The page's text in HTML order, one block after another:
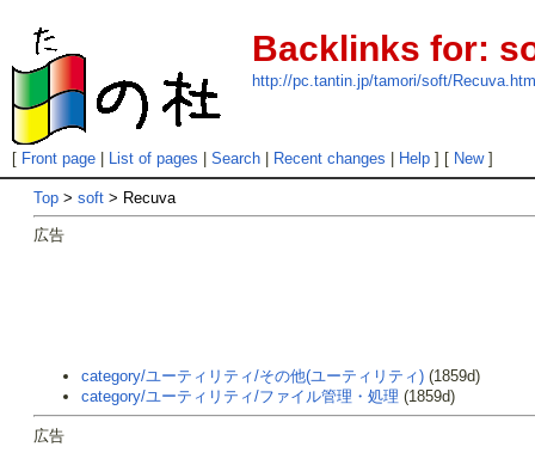
Backlinks for:
http://pc.tantin.jp/tamori/soft/
[ Front page| List of pages Search| Recent changes Help] [ New]
Top > soft > Recuva
広告
category/ユーティリティ/その他(ユーティリティ) (1859d)
category/ユーティリティ/ファイル管理・処理 (1859d)
広告